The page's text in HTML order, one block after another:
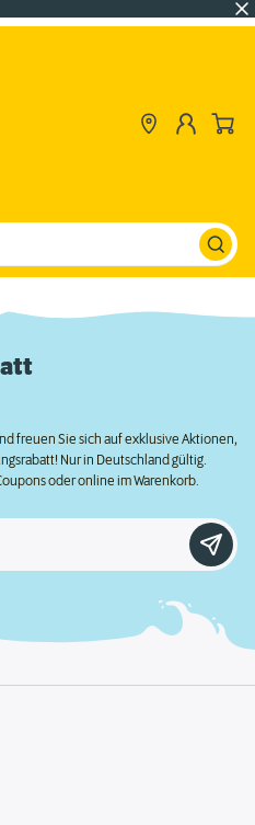
freuen Sie sich auf exklusive Aktionen,
Nur in Deutschland gültig.
oder online im Warenkorb.